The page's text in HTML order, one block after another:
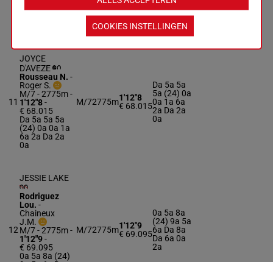
(24) 0a 6a 8a
11
JOYCE
D'AVEZE
Rousseau N. -
Roger S.
M/7 - 2775m-
1'12"8-
€ 68.015
Da 5a 5a 5a
(24) 0a 0a 1a
6a 2a Da 2a
0a
M/72775m1'12"8
€ 68.015
Da 5a 5a
5a (24) 0a
0a 1a 6a
2a Da 2a
0a
12
JESSIE LAKE
Rodriguez
Lou. -
Chaineux
J.M.
M/7 - 2775m-
1'12"9-
€ 69.095
0a 5a 8a (24)
M/72775m1'12"9
€ 69.095
0a 5a 8a
(24) 9a 5a
6a Da 8a
Da 6a 0a
2a
COOKIES INSTELLINGEN